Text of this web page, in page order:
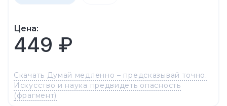
Цена:
449 ₽
Скачать Думай медленно – предсказывай точно.
Искусство и наука предвидеть опасность
(фрагмент)